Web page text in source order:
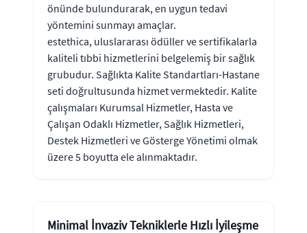
önünde bulundurarak, en uygun tedavi
yöntemini sunmayı amaçlar.
estethica, uluslararası ödüller ve sertifikalarla
kaliteli tıbbi hizmetlerini belgelemiş bir sağlık
grubudur. Sağlıkta Kalite Standartları-Hastane
seti doğrultusunda hizmet vermektedir. Kalite
çalışmaları Kurumsal Hizmetler, Hasta ve
Çalışan Odaklı Hizmetler, Sağlık Hizmetleri,
Destek Hizmetleri ve Gösterge Yönetimi olmak
üzere 5 boyutta ele alınmaktadır.
Minimal İnvaziv Tekniklerle Hızlı İyileşme